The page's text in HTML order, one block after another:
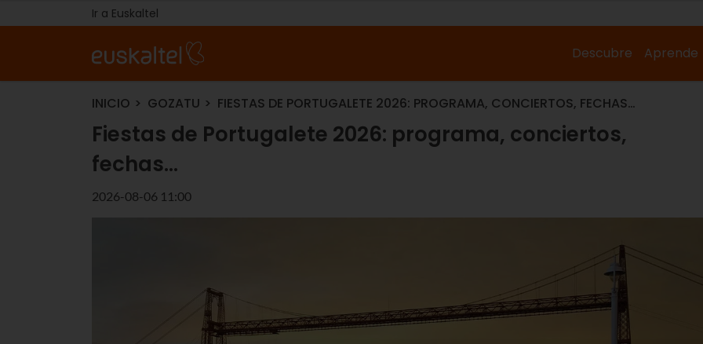
Ir a Euskaltel
Descubre Aprende
INICIO GOZATU FIESTAS DE PORTUGALETE 2026: PROGRAMA, CONCIERTOS, FECHAS…
Fiestas de Portugalete 2026: programa, conciertos,
fechas…
2026-08-06 11:00